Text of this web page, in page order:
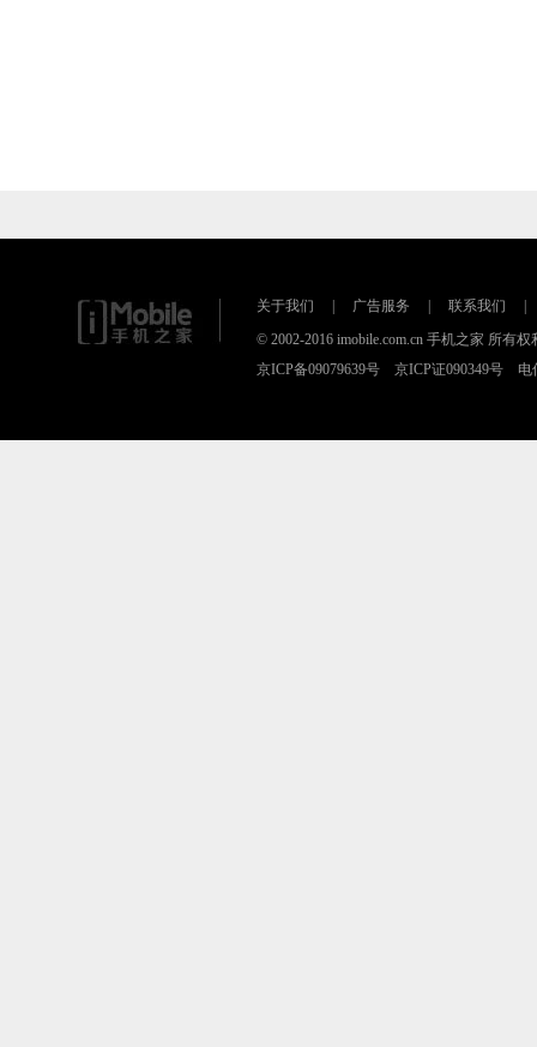
关于我们 广告服务 联系我们
© 2002-2016 imobile.com.cn 手机之家 所有权
京ICP备09079639号 京ICP证090349号 电